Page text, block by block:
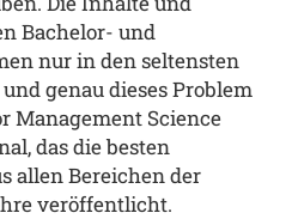
Bachelor- und
nur in den seltensten
genau dieses Problem
Science
das die besten
allen Bereichen der
veröffentlicht.